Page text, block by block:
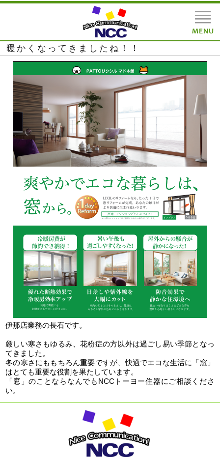
暖かくなってきましたね！！
伊那店業務の長石です。
厳しい寒さもゆるみ、花粉症の方以外は過ごし易い季節となっ
てきました。
冬の寒さにももちろん重要ですが、快適でエコな生活に「窓」
はとても重要な役割を果たしています。
「窓」のことならなんでもNCCトーヨー住器にご相談くださ
い。